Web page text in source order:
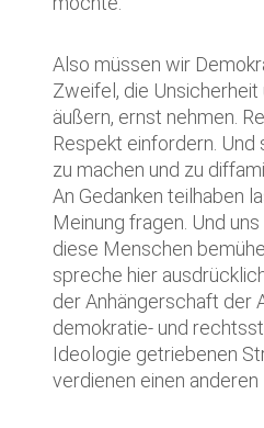
Also müssen wir
Zweifel, die Unsicherheit
äußern, ernst nehmen.
Respekt einfordern.
zu machen und zu
An Gedanken teilhaben
Meinung fragen. Und
diese Menschen
spreche hier
der Anhängerschaft der
demokratie- und
Ideologie getriebenen
verdienen einen anderen